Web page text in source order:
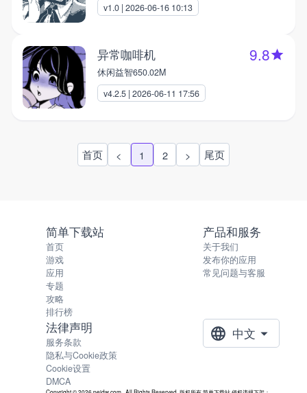
v1.0 | 2026-06-16 10:13
异常咖啡机
休闲益智650.02M
v4.2.5 | 2026-06-11 17:56
9.8
首页 < 1 2 > 尾页
简单下载站
首页
游戏
应用
专题
攻略
排行榜
产品和服务
关于我们
发布你的应用
常见问题与客服
法律声明
服务条款
隐私与Cookie政策
Cookie设置
DMCA
中文